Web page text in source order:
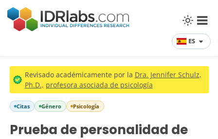
ES
Revisado académicamente por la Dra. Jennifer Schulz,
Ph.D., profesora asociada de psicología
Citas Género Psicología
Prueba de personalidad de